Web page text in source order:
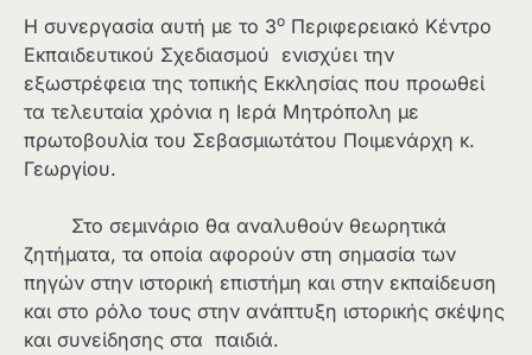
Η συνεργασία αυτή με το 3ο Περιφερειακό Κέντρο
Εκπαιδευτικού Σχεδιασμού ενισχύει την
εξωστρέφεια της τοπικής Εκκλησίας που προωθεί
τα τελευταία χρόνια η Ιερά Μητρόπολη με
πρωτοβουλία του Σεβασμιωτάτου Ποιμενάρχη κ.
Γεωργίου.
Στο σεμινάριο θα αναλυθούν θεωρητικά
ζητήματα, τα οποία αφορούν στη σημασία των
πηγών στην ιστορική επιστήμη και στην εκπαίδευση
και στο ρόλο τους στην ανάπτυξη ιστορικής σκέψης
και συνείδησης στα παιδιά.